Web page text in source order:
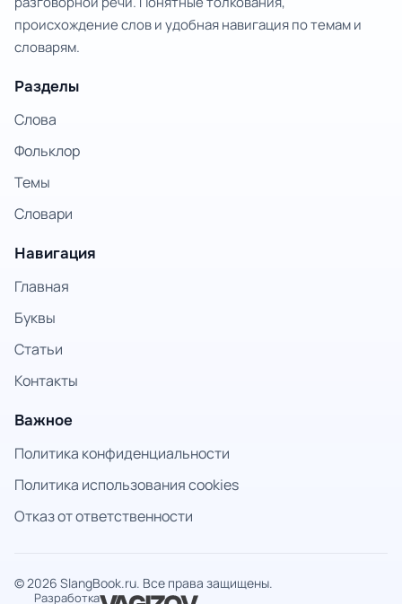
происхождение слов и удобная навигация по темам и
словарям.
Разделы
Слова
Фольклор
Темы
Словари
Навигация
Главная
Буквы
Статьи
Контакты
Важное
Политика конфиденциальности
Политика использования cookies
Отказ от ответственности
© 2026 SlangBook.ru. Все права защищены.
Разработка